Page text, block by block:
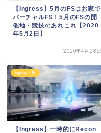
【Ingress】5月のFSはお家で
バーチャルFS！5月のFSの開
催地・競技のあれこれ【2020
年5月2日】
2020年4月28日
Ingress 一般
【Ingress】一時的にRecon